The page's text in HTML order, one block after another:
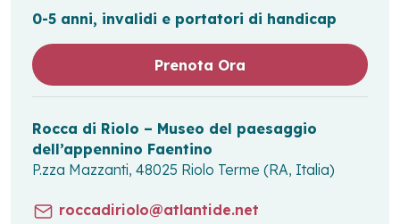
0-5 anni, invalidi e portatori di handicap
Prenota Ora
Rocca di Riolo – Museo del paesaggio
dell’appennino Faentino
P.zza Mazzanti, 48025 Riolo Terme (RA, Italia)
roccadiriolo@atlantide.net